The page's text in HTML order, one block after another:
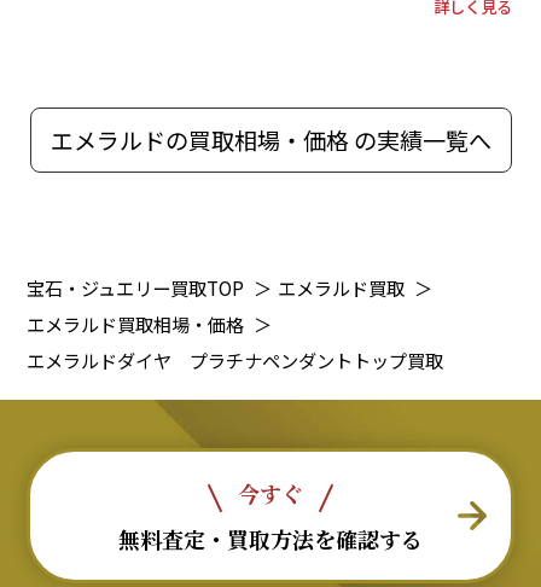
詳しく見る
エメラルドの買取相場・価格 の実績一覧へ
宝石・ジュエリー買取TOP ＞ エメラルド買取 ＞
エメラルド買取相場・価格 ＞
エメラルドダイヤ プラチナペンダントトップ買取
今すぐ
無料査定・買取方法を確認する